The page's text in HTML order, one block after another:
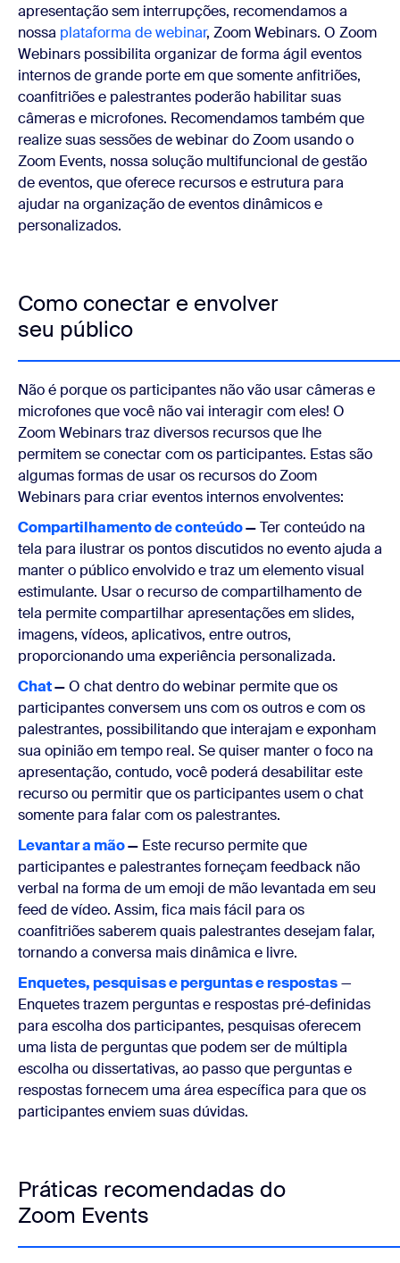
apresentação sem interrupções, recomendamos a
nossa plataforma de webinar, Zoom Webinars. O Zoom
Webinars possibilita organizar de forma ágil eventos
internos de grande porte em que somente anfitriões,
coanfitriões e palestrantes poderão habilitar suas
câmeras e microfones. Recomendamos também que
realize suas sessões de webinar do Zoom usando o
Zoom Events, nossa solução multifuncional de gestão
de eventos, que oferece recursos e estrutura para
ajudar na organização de eventos dinâmicos e
personalizados.
Como conectar e envolver
seu público
Não é porque os participantes não vão usar câmeras e
microfones que você não vai interagir com eles! O
Zoom Webinars traz diversos recursos que lhe
permitem se conectar com os participantes. Estas são
algumas formas de usar os recursos do Zoom
Webinars para criar eventos internos envolventes:
Compartilhamento de conteúdo—Ter conteúdo na
tela para ilustrar os pontos discutidos no evento ajuda a
manter o público envolvido e traz um elemento visual
estimulante. Usar o recurso de compartilhamento de
tela permite compartilhar apresentações em slides,
imagens, vídeos, aplicativos, entre outros,
proporcionando uma experiência personalizada.
Chat—O chat dentro do webinar permite que os
participantes conversem uns com os outros e com os
palestrantes, possibilitando que interajam e exponham
sua opinião em tempo real. Se quiser manter o foco na
apresentação, contudo, você poderá desabilitar este
recurso ou permitir que os participantes usem o chat
somente para falar com os palestrantes.
Levantar a mão— Este recurso permite que
participantes e palestrantes forneçam feedback não
verbal na forma de um emoji de mão levantada em seu
feed de vídeo. Assim, fica mais fácil para os
coanfitriões saberem quais palestrantes desejam falar,
tornando a conversa mais dinâmica e livre.
Enquetes, pesquisas e perguntas e respostas—
Enquetes trazem perguntas e respostas pré-definidas
para escolha dos participantes, pesquisas oferecem
uma lista de perguntas que podem ser de múltipla
escolha ou dissertativas, ao passo que perguntas e
respostas fornecem uma área específica para que os
participantes enviem suas dúvidas.
Práticas recomendadas do
Zoom Events